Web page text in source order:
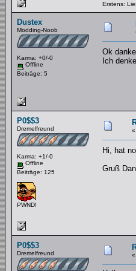
Erstens:
Dustex
Modding-Noob
Karma: +0/-0
Offline
Beiträge: 5
Ok
Ich
P0$$3
Dremelfreund
Karma: +1/-0
Offline
Beiträge: 125
PWND!
«
Hi, hat
Gruß
P0$$3
Dremelfreund «